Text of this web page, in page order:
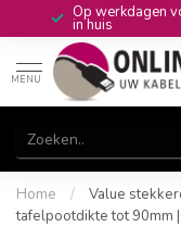
Op werkdagen
in huis
MENU
Home /
Value
tafelpootdikte tot 90mm